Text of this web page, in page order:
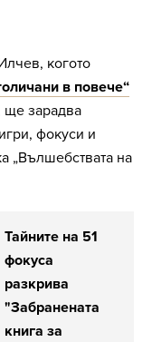
когото
в повече“
ще зарадва
фокуси и
„Вълшебствата на
Тайните на 51
фокуса
разкрива
"Забранената
книга за